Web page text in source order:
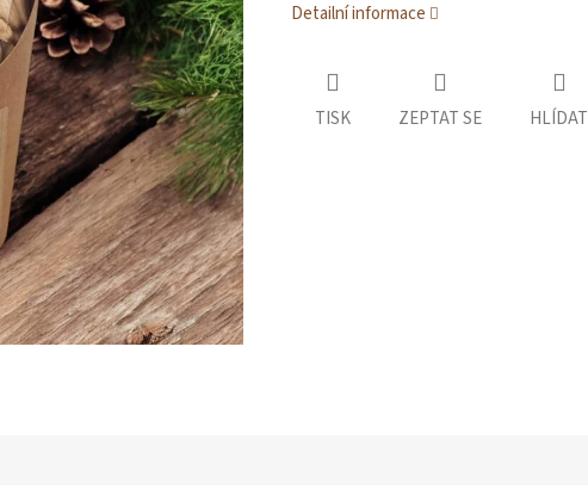
Detailní informace
TISK ZEPTAT SE HLÍDAT